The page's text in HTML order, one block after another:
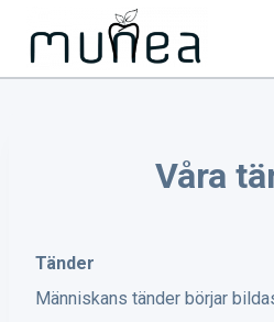
content
Våra
Tänder
Människans tänder börjar